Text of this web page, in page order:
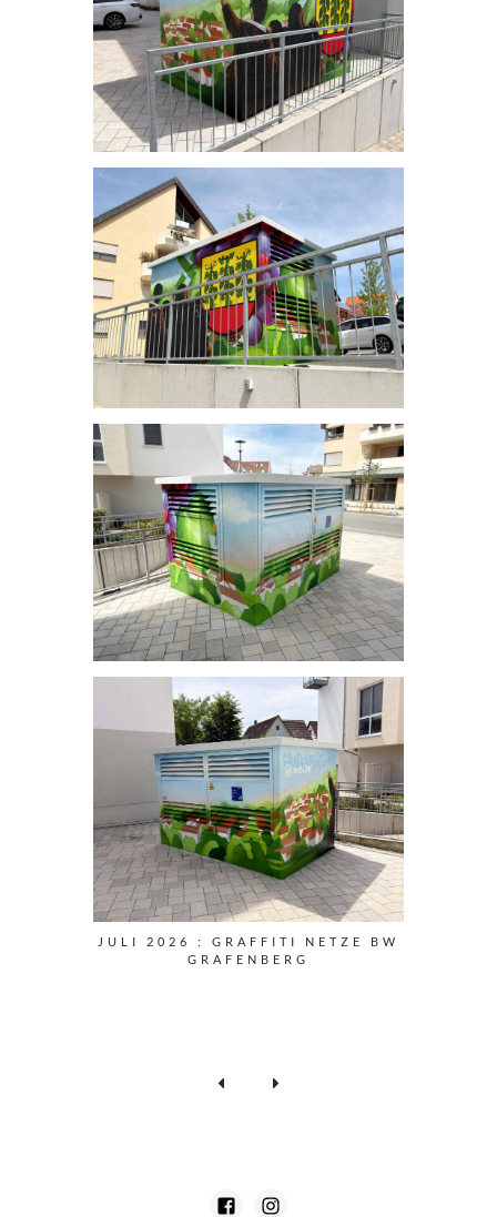
JULI 2026 : GRAFFITI NETZE BW
GRAFENBERG